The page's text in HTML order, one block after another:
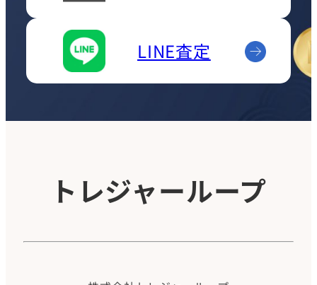
LINE査定
トレジャーループ